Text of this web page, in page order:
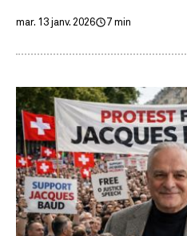
mar. 13 janv. 2026 7 min